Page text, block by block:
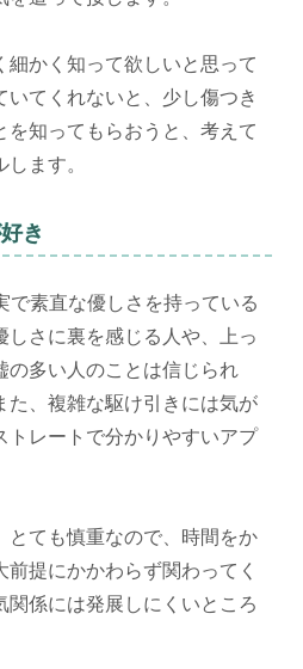
かく知って欲しいと思って
てくれないと、少し傷つき
を知ってもらおうと、考えて
ます。
き
で素直な優しさを持っている
しさに裏を感じる人や、上っ
の多い人のことは信じられ
た、複雑な駆け引きには気が
トレートで分かりやすいアプ
とても慎重なので、時間をか
提にかかわらず関わってく
係には発展しにくいところ